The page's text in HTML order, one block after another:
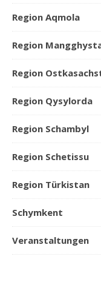
Region Aqmola
Region
Region
Region Qysylorda
Region Schambyl
Region Schetissu
Region Türkistan
Schymkent
Veranstaltungen